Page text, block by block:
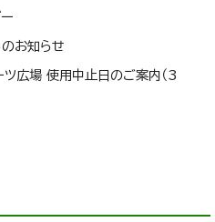
お知らせ
広場 使用中止日のご案内（3